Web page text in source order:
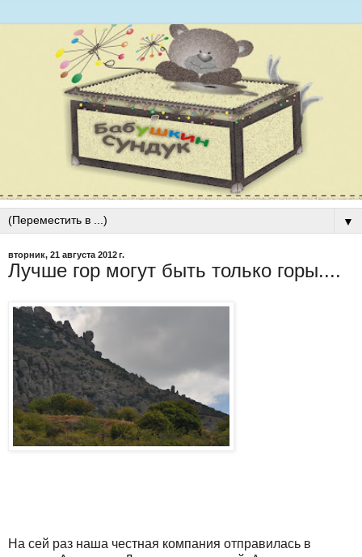
▼
вторник, 21 августа 2012 г.
Лучше гор могут быть только горы....
На сей раз наша честная компания отправилась в